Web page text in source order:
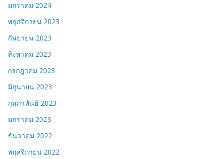
มกราคม 2024
พฤศจิกายน 2023
กันยายน 2023
สิงหาคม 2023
กรกฎาคม 2023
มิถุนายน 2023
กุมภาพันธ์ 2023
มกราคม 2023
ธันวาคม 2022
พฤศจิกายน 2022